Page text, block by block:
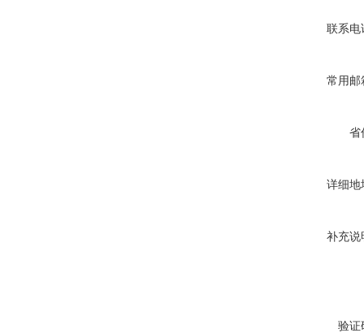
联系电
常用邮
省
详细地
补充说
验证